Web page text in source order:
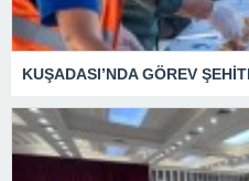
KUŞADASI’NDA GÖREV